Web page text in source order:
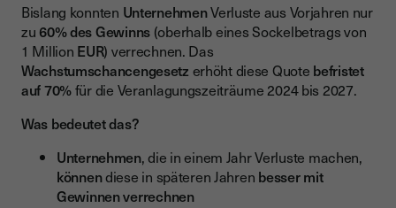
Bislang konnten UnternehmenVerluste aus Vorjahren nur
zu 60% des Gewinns(oberhalb eines Sockelbetrags von
1 Million EUR) verrechnen. Das
Wachstumschancengesetz erhöht diese Quote befristet
auf 70%für die Veranlagungszeiträume 2024 bis 2027.
Was bedeutet das?
Unternehmen, die in einem Jahr Verluste machen,
könnendiese in späteren Jahren besser mit
Gewinnen verrechnen